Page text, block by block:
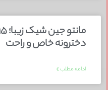
دخترونه خاص و راحت
ادامه مطلب »